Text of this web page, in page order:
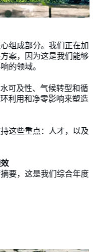
组成部分。我们正在加
案，因为这是我们能够
的领域。
可及性、气候转型和循
利用和净零影响来塑造
这些重点：人才，以及
要，这是我们综合年度